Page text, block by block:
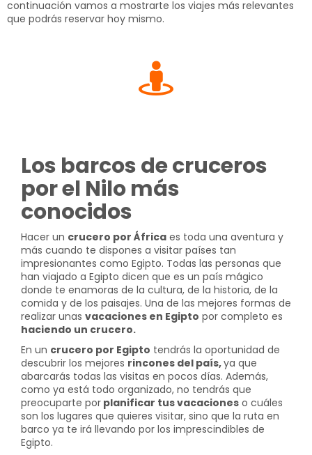
continuación vamos a mostrarte los viajes más relevantes
que podrás reservar hoy mismo.
Los barcos de cruceros
por el Nilo más
conocidos
Hacer un crucero por África es toda una aventura y
más cuando te dispones a visitar países tan
impresionantes como Egipto. Todas las personas que
han viajado a Egipto dicen que es un país mágico
donde te enamoras de la cultura, de la historia, de la
comida y de los paisajes. Una de las mejores formas de
realizar unas vacaciones en Egipto por completo es
haciendo un crucero.
En un crucero por Egipto tendrás la oportunidad de
descubrir los mejores rincones del país,ya que
abarcarás todas las visitas en pocos días. Además,
como ya está todo organizado, no tendrás que
preocuparte por planificar tus vacaciones o cuáles
son los lugares que quieres visitar, sino que la ruta en
barco ya te irá llevando por los imprescindibles de
Egipto.